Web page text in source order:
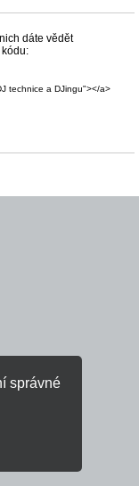
správné
dáte vědět
technice a DJingu"></a>